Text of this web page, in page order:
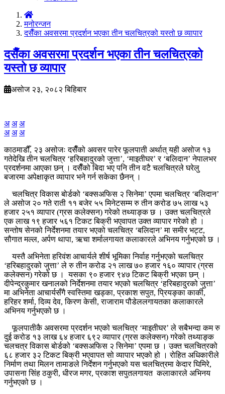
मनोरन्जन
दसैँका अवसरमा प्रदर्शन भएका तीन चलचित्रको यस्तो छ व्यापार
दसैँका अवसरमा प्रदर्शन भएका तीन चलचित्रको
यस्तो छ व्यापार
असोज २३, २०८२ बिहिबार
अ अ अ
अ अ अ
काठमाडौँ, २३ असोजः दसैँको अवसर पारेर फूलपाती अर्थात् यही असोज १३
गतेदेखि तीन चलचित्र ‘हरिबहादुरको जुत्ता’, ‘माइतीघर’ र ‘बलिदान’ नेपालभर
प्रदर्शनमा आएका छन् । दसैँको बिदा भए पनि तीन वटै चलचित्रले घरेलु
बजारमा अपेक्षाकृत व्यापार भने गर्न सकेका छैनन् ।
चलचित्र विकास बोर्डको ‘बक्सअफिस २ सिनेमा’ एपमा चलचित्र ‘बलिदान’
ले असोज २० गते राती ११ बजेर ५५ मिनेटसम्म रु तीन करोड ७५ लाख ५३
हजार २५१ व्यापार (ग्रस कलेक्सन) गरेको तथ्याङ्क छ । उक्त चलचित्रले
एक लाख १९ हजार ५६१ टिकट बिक्री भएवापत उक्त व्यापार गरेको हो ।
सन्तोष सेनको निर्देशनमा तयार भएको चलचित्र ‘बलिदान’ मा समीर भट्ट,
सौगात मल्ल, अर्पण थापा, ऋचा शर्मालगायत कलाकारले अभिनय गर्नुभएको छ ।
यस्तै अभिनेता हरिवंश आचार्यले शीर्ष भूमिका निर्वाह गर्नुभएको चलचित्र
‘हरिबहादुरको जुत्ता’ ले रु तीन करोड २१ लाख ७० हजार १६० व्यापार (ग्रस
कलेक्सन) गरेको छ । यसका ९० हजार ९४७ टिकट बिक्री भएका छन् ।
दीपेन्द्रकुमार खनालको निर्देशनमा तयार भएको चलचित्र ‘हरिबहादुरको जुत्ता’
मा अभिनेता आचार्यसँगै स्वस्तिमा खड्का, प्रकाश सपुत, प्रियङ्का कार्की,
हरिहर शर्मा, दिव्य देव, किरण केसी, राजाराम पौडेललगायतका कलाकारले
अभिनय गर्नुभएको छ ।
फूलपातीकै अवसरमा प्रदर्शन भएको चलचित्र ‘माइतीघर’ ले सबैभन्दा कम रु
दुई करोड १३ लाख ६४ हजार ६९२ व्यापार (ग्रस कलेक्सन) गरेको तथ्याङ्क
चलचत्र विकास बोर्डको ‘बक्सअफिस २ सिनेमा’ एपमा छ । उक्त चलचित्रको
६८ हजार ३२ टिकट बिक्री भएवापत सो व्यापार भएको हो । रोहित अधिकारीले
निर्माण तथा मिलन तामाङले निर्देशन गर्नुभएको यस चलचित्रमा केदार घिमिरे,
उपासना सिंह ठकुरी, धीरज मगर, प्रकाश सपुतलगायत कलाकारले अभिनय
गर्नुभएको छ ।